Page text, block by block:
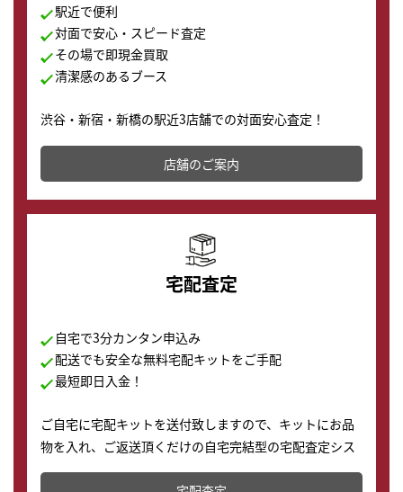
駅近で便利
対面で安心・スピード査定
その場で即現金買取
清潔感のあるブース
渋谷・新宿・新橋の駅近3店舗での対面安心査定！
店舗を併設しており、下取りに出してお得に新しい時計
の購入もできます♪
店舗のご案内
宅配査定
自宅で3分カンタン申込み
配送でも安全な無料宅配キットをご手配
最短即日入金！
ご自宅に宅配キットを送付致しますので、キットにお品
物を入れ、ご返送頂くだけの自宅完結型の宅配査定シス
テムです。